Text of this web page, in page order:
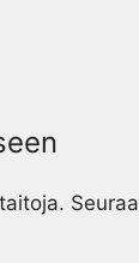
Seuraa